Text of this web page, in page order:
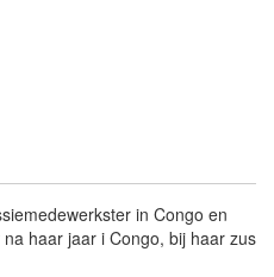
in Congo en
haar jaar i Congo, bij haar zus